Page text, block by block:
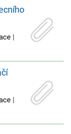
|
|